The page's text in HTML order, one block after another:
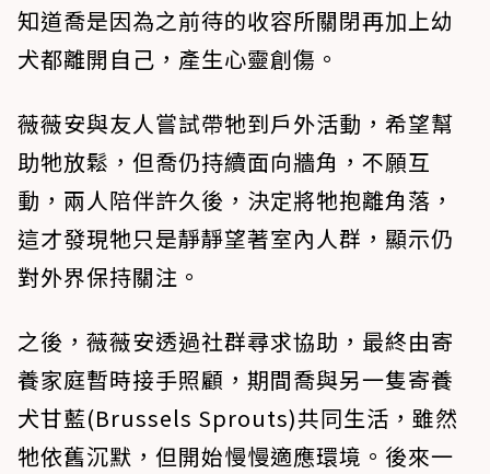
知道喬是因為之前待的收容所關閉再加上幼
犬都離開自己，產生心靈創傷。
薇薇安與友人嘗試帶牠到戶外活動，希望幫
助牠放鬆，但喬仍持續面向牆角，不願互
動，兩人陪伴許久後，決定將牠抱離角落，
這才發現牠只是靜靜望著室內人群，顯示仍
對外界保持關注。
之後，薇薇安透過社群尋求協助，最終由寄
養家庭暫時接手照顧，期間喬與另一隻寄養
犬甘藍(Brussels Sprouts)共同生活，雖然
牠依舊沉默，但開始慢慢適應環境。後來一